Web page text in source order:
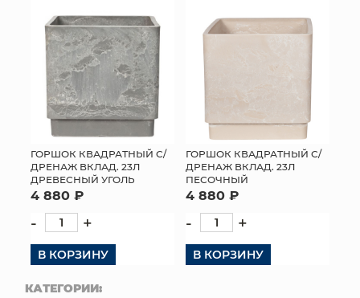
ГОРШОК КВАДРАТНЫЙ С/
ДРЕНАЖ ВКЛАД. 23Л
ДРЕВЕСНЫЙ УГОЛЬ
4 880 ₽
- +
В КОРЗИНУ
ГОРШОК КВАДРАТНЫЙ С/
ДРЕНАЖ ВКЛАД. 23Л
ПЕСОЧНЫЙ
4 880 ₽
- +
В КОРЗИНУ
КАТЕГОРИИ: